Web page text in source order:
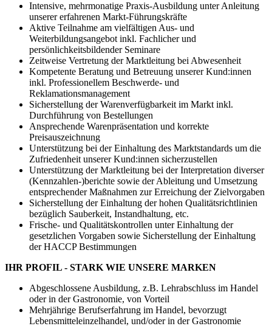
Intensive, mehrmonatige Praxis-Ausbildung unter Anleitung
unserer erfahrenen Markt-Führungskräfte
Aktive Teilnahme am vielfältigen Aus- und
Weiterbildungsangebot inkl. Fachlicher und
persönlichkeitsbildender Seminare
Zeitweise Vertretung der Marktleitung bei Abwesenheit
Kompetente Beratung und Betreuung unserer Kund:innen
inkl. Professionellem Beschwerde- und
Reklamationsmanagement
Sicherstellung der Warenverfügbarkeit im Markt inkl.
Durchführung von Bestellungen
Ansprechende Warenpräsentation und korrekte
Preisauszeichnung
Unterstützung bei der Einhaltung des Marktstandards um die
Zufriedenheit unserer Kund:innen sicherzustellen
Unterstützung der Marktleitung bei der Interpretation diverser
(Kennzahlen-)berichte sowie der Ableitung und Umsetzung
entsprechender Maßnahmen zur Erreichung der Zielvorgaben
Sicherstellung der Einhaltung der hohen Qualitätsrichtlinien
bezüglich Sauberkeit, Instandhaltung, etc.
Frische- und Qualitätskontrollen unter Einhaltung der
gesetzlichen Vorgaben sowie Sicherstellung der Einhaltung
der HACCP Bestimmungen
IHR PROFIL - STARK WIE UNSERE MARKEN
Abgeschlossene Ausbildung, z.B. Lehrabschluss im Handel
oder in der Gastronomie, von Vorteil
Mehrjährige Berufserfahrung im Handel, bevorzugt
Lebensmitteleinzelhandel, und/oder in der Gastronomie